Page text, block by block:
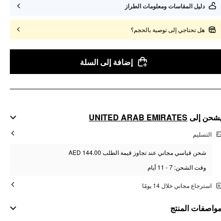
دليل المقاسات ومعلومات الطراز
هل تحتاجي إلى توصية بالحجم؟
إضافة إلى السلة
إلى UNITED ARAB EMIRATES
التسليم
شحن قياسي مجاني عند تجاوز قيمة الطلب AED 144.00
وقت الشحن: 7 - 11 أيام
استرجاع مجاني خلال 14 يومًا
المنتج